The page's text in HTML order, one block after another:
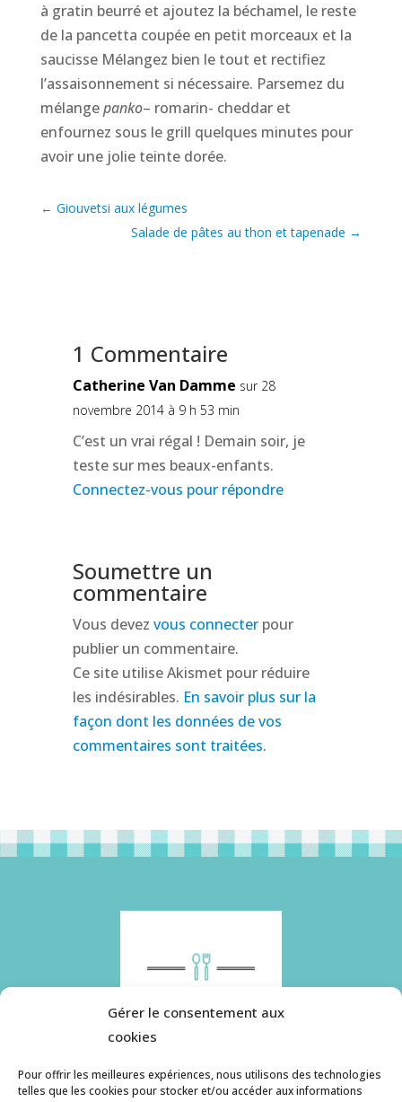
Gérer le consentement aux
cookies
Pour offrir les meilleures expériences, nous utilisons des technologies
telles que les cookies pour stocker et/ou accéder aux informations
à gratin beurré et ajoutez la béchamel, le reste
de la pancetta coupée en petit morceaux et la
saucisse Mélangez bien le tout et rectifiez
l’assaisonnement si nécessaire. Parsemez du
mélangepanko– romarin- cheddar et
enfournez sous le grill quelques minutes pour
avoir une jolie teinte dorée.
← Giouvetsi aux légumes
Salade de pâtes au thon et tapenade →
1 Commentaire
Catherine Van Damme sur 28
novembre 2014 à 9 h 53 min
C’est un vrai régal ! Demain soir, je
teste sur mes beaux-enfants.
Connectez-vous pour répondre
Soumettre un
commentaire
Vous devez vous connecterpour
publier un commentaire.
Ce site utilise Akismet pour réduire
les indésirables. En savoir plus sur la
façon dont les données de vos
commentaires sont traitées.